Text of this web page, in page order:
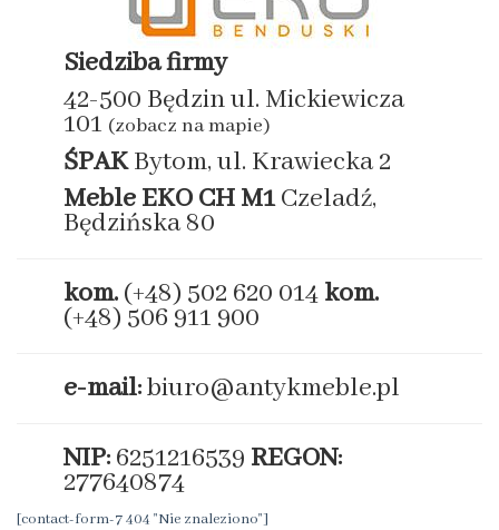
Siedziba firmy
42-500 Będzin ul. Mickiewicza
101 (zobacz na mapie)
ŚPAKBytom, ul. Krawiecka 2
Meble EKO CH M1Czeladź,
Będzińska 80
kom. (+48) 502 620 014 kom.
(+48) 506 911 900
e-mail:biuro@antykmeble.pl
NIP: 6251216539 REGON:
277640874
[contact-form-7 404 "Nie znaleziono"]